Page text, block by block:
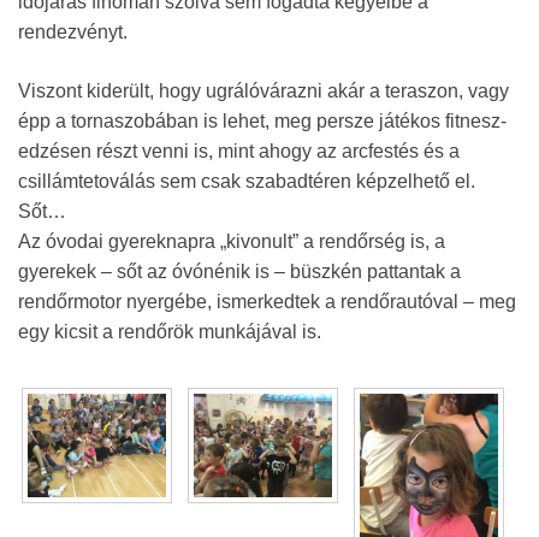
rendezvényt.
Viszont kiderült, hogy ugrálóvárazni akár a teraszon, vagy
épp a tornaszobában is lehet, meg persze játékos fitnesz-
edzésen részt venni is, mint ahogy az arcfestés és a
csillámtetoválás sem csak szabadtéren képzelhető el.
Sőt…
Az óvodai gyereknapra „kivonult” a rendőrség is, a
gyerekek – sőt az óvónénik is – büszkén pattantak a
rendőrmotor nyergébe, ismerkedtek a rendőrautóval – meg
egy kicsit a rendőrök munkájával is.